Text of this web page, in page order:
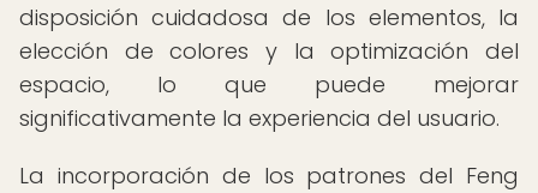
disposición cuidadosa de los elementos, la
elección de colores y la optimización del
espacio, lo que puede mejorar
significativamente la experiencia del usuario.
La incorporación de los patrones del Feng